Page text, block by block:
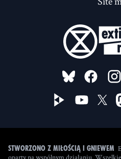
FOLLOW
Stworzono z miłością i gniewem
oparty na wspólnym działaniu.